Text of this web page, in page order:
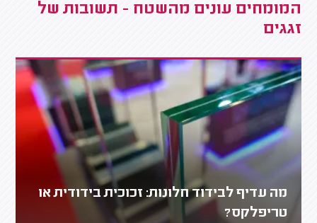
המומחים עונים מהשטח - תשובות של
זגגים
מה עדיף לבידוד חלונות: זכוכית בידודית או
טריפלקס?